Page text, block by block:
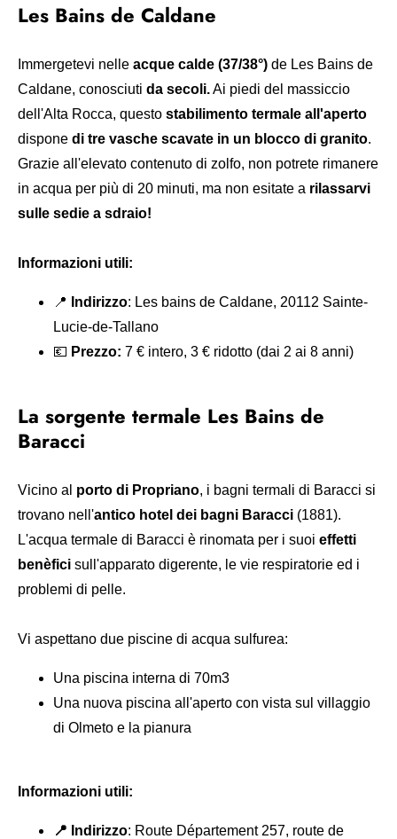
Les Bains de Caldane
Immergetevi nelle acque calde (37/38°) de Les Bains de
Caldane, conosciuti da secoli.Ai piedi del massiccio
dell'Alta Rocca, questo stabilimento termale all'aperto
dispone di tre vasche scavate in un blocco di granito.
Grazie all'elevato contenuto di zolfo, non potrete rimanere
in acqua per più di 20 minuti, ma non esitate a rilassarvi
sulle sedie a sdraio!
Informazioni utili:
📍 Indirizzo: Les bains de Caldane, 20112 Sainte-
Lucie-de-Tallano
💶 Prezzo: 7 € intero, 3 € ridotto (dai 2 ai 8 anni)
La sorgente termale Les Bains de
Baracci
Vicino al porto di Propriano, i bagni termali di Baracci si
trovano nell'antico hotel dei bagni Baracci (1881).
L'acqua termale di Baracci è rinomata per i suoi effetti
benèfici sull'apparato digerente, le vie respiratorie ed i
problemi di pelle.
Vi aspettano due piscine di acqua sulfurea:
Una piscina interna di 70m3
Una nuova piscina all'aperto con vista sul villaggio
di Olmeto e la pianura
Informazioni utili:
📍 Indirizzo: Route Département 257, route de